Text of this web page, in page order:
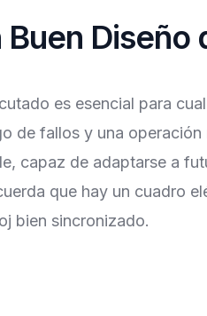
es esencial para
de fallos y una
capaz de adaptarse a
que hay un cuadro
bien sincronizado.